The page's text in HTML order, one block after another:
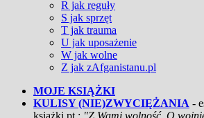
R jak reguły
S jak sprzęt
T jak trauma
U jak uposażenie
W jak wolne
Z jak zAfganistanu.pl
MOJE KSIĄŻKI
KULISY (NIE)ZWYCIĘŻANIA -
książki pt.: "Z Wami wolność. O